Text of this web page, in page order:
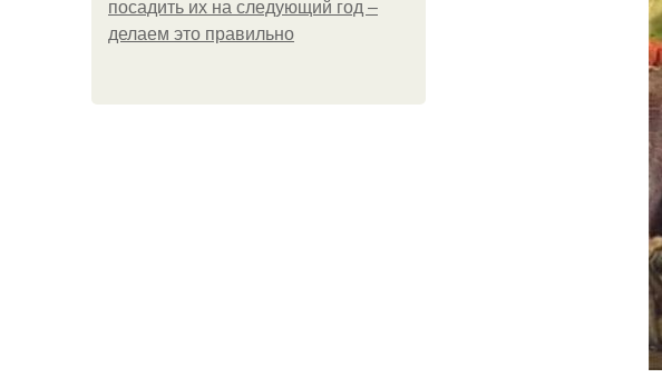
посадить их на следующий год –
делаем это правильно